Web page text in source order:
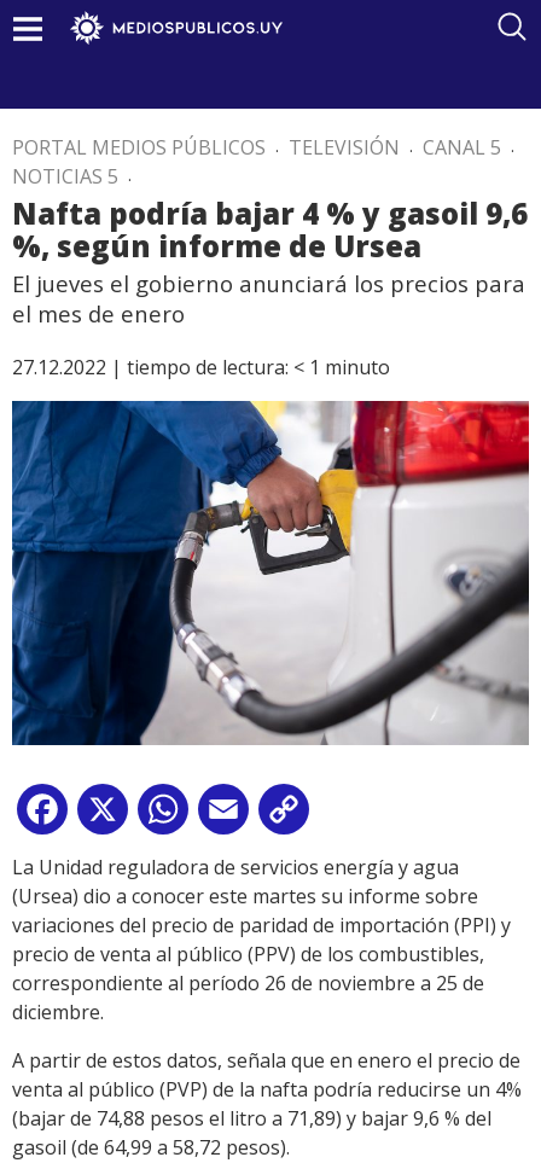
PORTAL MEDIOS PÚBLICOS . TELEVISIÓN . CANAL 5 .
NOTICIAS 5 .
Nafta podría bajar 4 % y gasoil 9,6
%, según informe de Ursea
El jueves el gobierno anunciará los precios para
el mes de enero
27.12.2022 | tiempo de lectura: < 1 minuto
Facebook
X WhatsApp
Email
Link
La Unidad reguladora de servicios energía y agua
(Ursea) dio a conocer este martes su informe sobre
variaciones del precio de paridad de importación (PPI) y
precio de venta al público (PPV) de los combustibles,
correspondiente al período 26 de noviembre a 25 de
diciembre.
A partir de estos datos, señala que en enero el precio de
venta al público (PVP) de la nafta podría reducirse un 4%
(bajar de 74,88 pesos el litro a 71,89) y bajar 9,6 % del
gasoil (de 64,99 a 58,72 pesos).